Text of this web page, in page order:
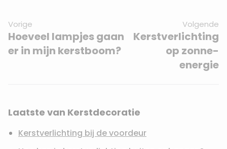
Vorige
Hoeveel lampjes gaan
er in mijn kerstboom?
Volgende
Kerstverlichting
op zonne-
energie
Laatste van Kerstdecoratie
Kerstverlichting bij de voordeur